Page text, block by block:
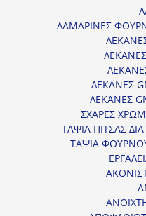
ΛΑΜΑΡΙΝΕΣ
ΛΕΚΑΝΕΣ
ΛΕΚΑΝΕΣ
ΣΧΑΡΕΣ
ΤΑΨΙΑ ΠΙΤΣΑΣ
ΤΑΨΙΑ